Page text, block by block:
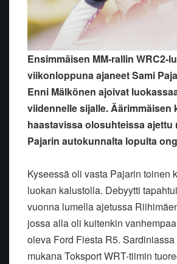
Ensimmäisen MM-rallin WRC2-
viikonloppuna ajaneet Sami
Enni Mälkönen ajoivat
viidennelle sijalle. Äärimmäisen
haastavissa olosuhteissa ajettu
Pajarin autokunnalta lopulta
Kyseessä oli vasta Pajarin toinen
luokan kalustolla. Debyytti
vuonna lumella ajetussa
jossa alla oli kuitenkin
oleva Ford Fiesta R5.
mukana Toksport WRT-tiimin